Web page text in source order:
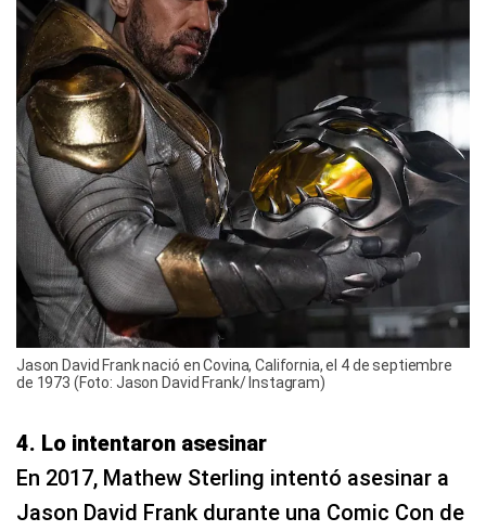
Jason David Frank nació en Covina, California, el 4 de septiembre
de 1973 (Foto: Jason David Frank/ Instagram)
4. Lo intentaron asesinar
En 2017, Mathew Sterling intentó asesinar a
Jason David Frank durante una Comic Con de